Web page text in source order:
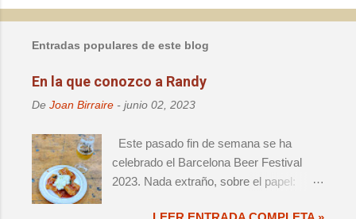
c
a
r
n
c
o
m
e
n
Entradas populares de este blog
En la que conozco a Randy
De Joan Birraire - junio 02, 2023
Este pasado fin de semana se ha
celebrado el Barcelona Beer Festival
2023. Nada extraño, sobre el papel: